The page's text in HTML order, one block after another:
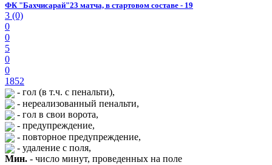
ФК "Бахчисарай"23 матча, в стартовом составе - 19
3 (0)
0
0
5
0
0
1852
- гол (в т.ч. с пенальти),
- нереализованный пенальти,
- гол в свои ворота,
- предупреждение,
- повторное предупреждение,
- удаление с поля,
Мин. - число минут, проведенных на поле